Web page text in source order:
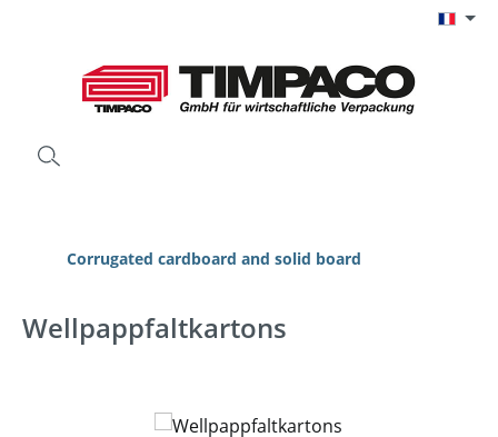
Corrugated cardboard and solid board
Wellpappfaltkartons
Ignorer la galerie d'images